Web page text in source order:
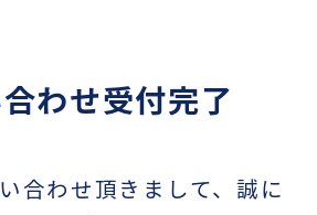
わせ受付完了
合わせ頂きまして、誠に